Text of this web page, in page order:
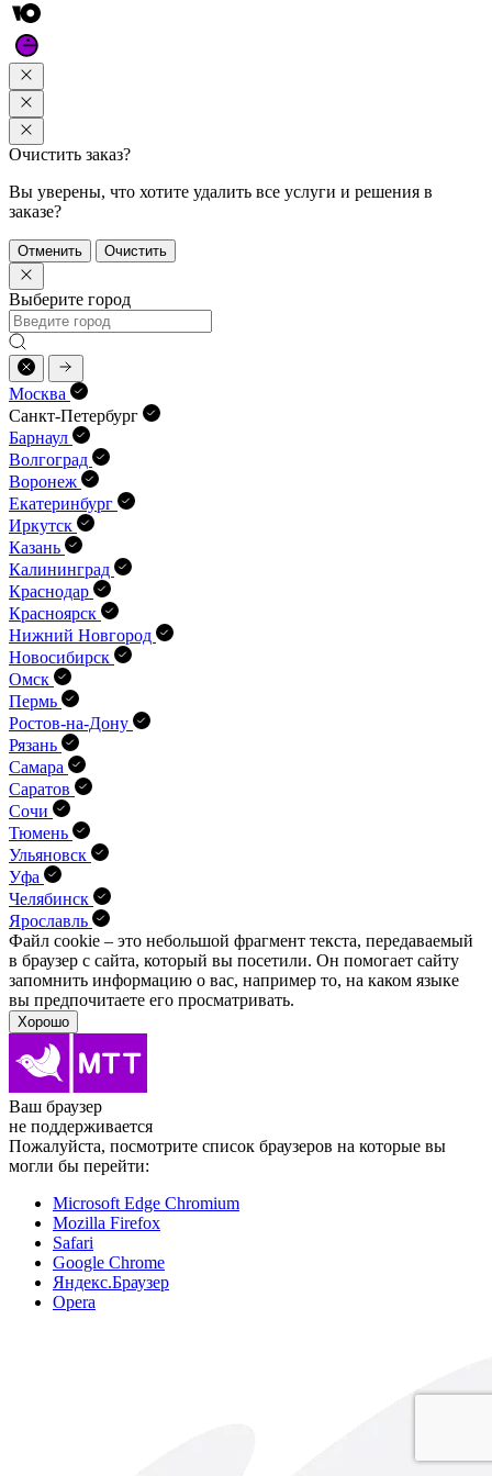
Очистить заказ?
Вы уверены, что хотите удалить все услуги и решения в
заказе?
Отменить Очистить
Выберите город
Москва
Санкт-Петербург
Барнаул
Волгоград
Воронеж
Екатеринбург
Иркутск
Казань
Калининград
Краснодар
Красноярск
Нижний Новгород
Новосибирск
Омск
Пермь
Ростов-на-Дону
Рязань
Самара
Саратов
Сочи
Тюмень
Ульяновск
Уфа
Челябинск
Ярославль
Файл cookie – это небольшой фрагмент текста, передава­емый
в браузер с сайта, который вы посетили. Он помо­гает сайту
запомнить информацию о вас, например то, на каком языке
вы предпочитаете его просматривать.
Хорошо
Ваш браузер
не поддерживается
Пожалуйста, посмотрите список браузеров на которые вы
могли бы перейти:
Microsoft Edge Chromium
Mozilla Firefox
Safari
Google Chrome
Яндекс.Браузер
Opera